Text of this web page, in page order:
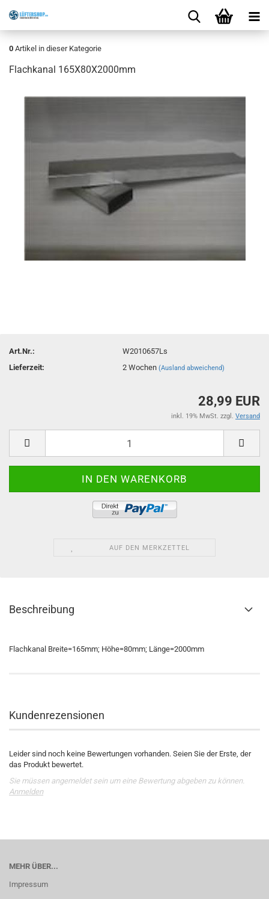
0 Artikel in dieser Kategorie
Flachkanal 165X80X2000mm
Art.Nr.:
W2010657Ls
Lieferzeit:
2 Wochen(Ausland abweichend)
28,99 EUR
inkl. 19% MwSt. zzgl. Versand
AUF DEN MERKZETTEL
Beschreibung
Flachkanal Breite=165mm; Höhe=80mm; Länge=2000mm
Kundenrezensionen
Leider sind noch keine Bewertungen vorhanden. Seien Sie der Erste, der
das Produkt bewertet.
Sie müssen angemeldet sein um eine Bewertung abgeben zu können.
Anmelden
MEHR ÜBER...
Impressum